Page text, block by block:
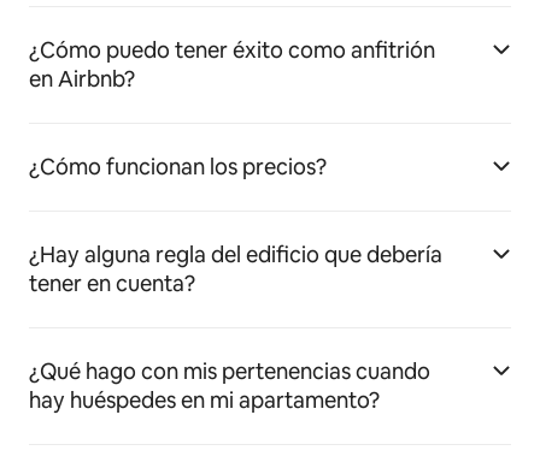
¿Cómo puedo tener éxito como anfitrión
en Airbnb?
¿Cómo funcionan los precios?
¿Hay alguna regla del edificio que debería
tener en cuenta?
¿Qué hago con mis pertenencias cuando
hay huéspedes en mi apartamento?